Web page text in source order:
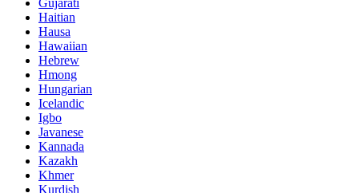
Haitian
Hausa
Hawaiian
Hebrew
Hmong
Hungarian
Icelandic
Igbo
Javanese
Kannada
Kazakh
Khmer
Kurdish